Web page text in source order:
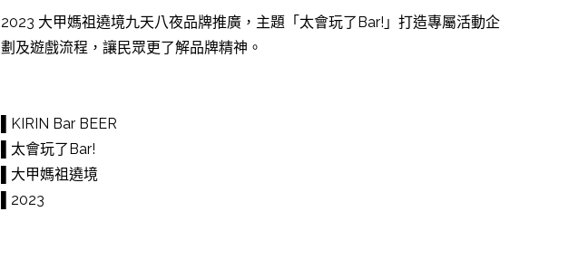
2023 大甲媽祖遶境九天八夜品牌推廣，主題「太會玩了Bar!」打造專屬活動企
劃及遊戲流程，讓民眾更了解品牌精神。
▌KIRIN Bar BEER
▌太會玩了Bar!
▌大甲媽祖遶境
▌2023